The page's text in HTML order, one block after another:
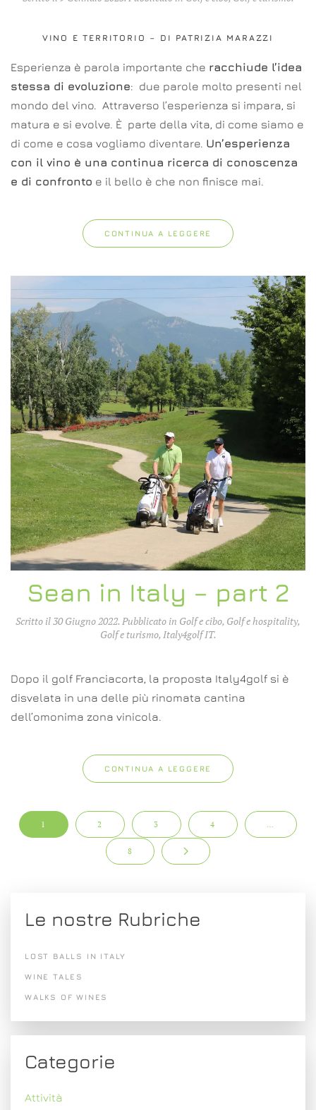
VINO E TERRITORIO – DI PATRIZIA MARAZZI
Esperienza è parola importante che racchiude l’idea
stessa di evoluzione: due parole molto presenti nel
mondo del vino. Attraverso l’esperienza si impara, si
matura e si evolve. È parte della vita, di come siamo e
di come e cosa vogliamo diventare. Un’esperienza
con il vino è una continua ricerca di conoscenza
e di confronto e il bello è che non finisce mai.
CONTINUA A LEGGERE
Sean in Italy – part 2
Scritto il30 Giugno 2022. Pubblicato in Golf e cibo, Golf e hospitality,
Golf e turismo,Italy4golf IT.
Dopo il golf Franciacorta, la proposta Italy4golf si è
disvelata in una delle più rinomata cantina
dell’omonima zona vinicola.
CONTINUA A LEGGERE
1 2 3 4
8
Le nostre Rubriche
LOST BALLS IN ITALY
WINE TALES
WALKS OF WINES
Categorie
Attività